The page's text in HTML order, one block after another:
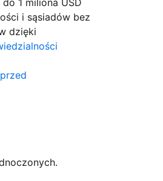
1 miliona USD
i sąsiadów bez
dzięki